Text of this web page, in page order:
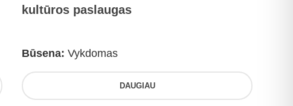
kultūros paslaugas
Būsena: Vykdomas
DAUGIAU